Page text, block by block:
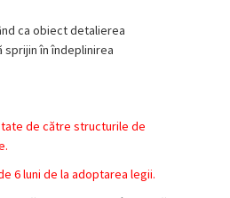
ca obiect detalierea
în îndeplinirea
de către structurile de
6 luni de la adoptarea legii.